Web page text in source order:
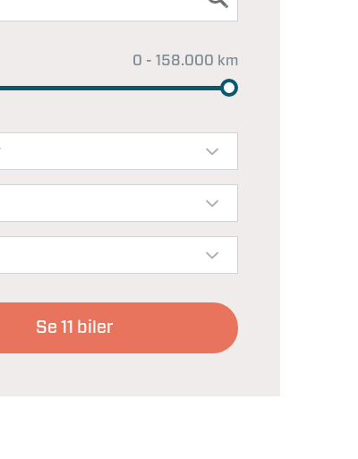
0 - 158.000 km
Se 11 biler